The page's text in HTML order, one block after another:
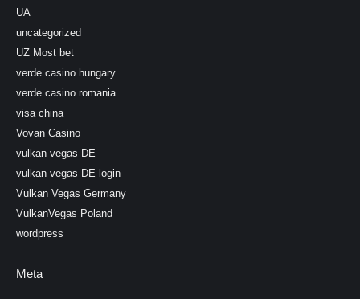
UA
uncategorized
UZ Most bet
verde casino hungary
verde casino romania
visa china
Vovan Casino
vulkan vegas DE
vulkan vegas DE login
Vulkan Vegas Germany
VulkanVegas Poland
wordpress
Meta